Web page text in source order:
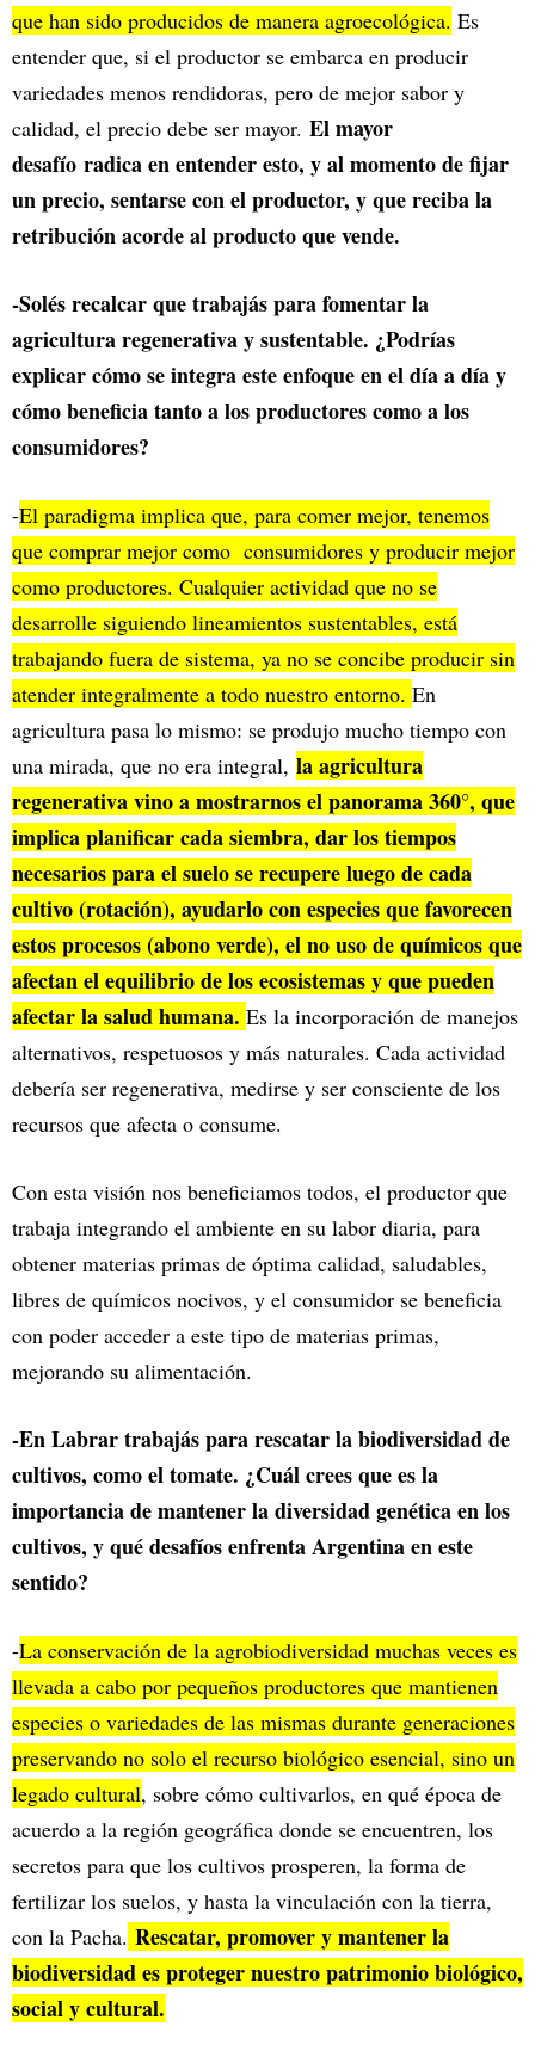
que han sido producidos de manera agroecológica. Es
entender que, si el productor se embarca en producir
variedades menos rendidoras, pero de mejor sabor y
calidad, el precio debe ser mayor. El mayor
desafío radica en entender esto, y al momento de fijar
un precio, sentarse con el productor, y que reciba la
retribución acorde al producto que vende.
-Solés recalcar que trabajás para fomentar la
agricultura regenerativa y sustentable. ¿Podrías
explicar cómo se integra este enfoque en el día a día y
cómo beneficia tanto a los productores como a los
consumidores?
-El paradigma implica que, para comer mejor, tenemos
que comprar mejor como consumidores y producir mejor
como productores. Cualquier actividad que no se
desarrolle siguiendo lineamientos sustentables, está
trabajando fuera de sistema, ya no se concibe producir sin
atender integralmente a todo nuestro entorno. En
agricultura pasa lo mismo: se produjo mucho tiempo con
una mirada, que no era integral, la agricultura
regenerativa vino a mostrarnos el panorama 360°, que
implica planificar cada siembra, dar los tiempos
necesarios para el suelo se recupere luego de cada
cultivo (rotación), ayudarlo con especies que favorecen
estos procesos (abono verde), el no uso de químicos que
afectan el equilibrio de los ecosistemas y que pueden
afectar la salud humana. Es la incorporación de manejos
alternativos, respetuosos y más naturales. Cada actividad
debería ser regenerativa, medirse y ser consciente de los
recursos que afecta o consume.
Con esta visión nos beneficiamos todos, el productor que
trabaja integrando el ambiente en su labor diaria, para
obtener materias primas de óptima calidad, saludables,
libres de químicos nocivos, y el consumidor se beneficia
con poder acceder a este tipo de materias primas,
mejorando su alimentación.
-En Labrar trabajás para rescatar la biodiversidad de
cultivos, como el tomate. ¿Cuál crees que es la
importancia de mantener la diversidad genética en los
cultivos, y qué desafíos enfrenta Argentina en este
sentido?
-La conservación de la agrobiodiversidad muchas veces es
llevada a cabo por pequeños productores que mantienen
especies o variedades de las mismas durante generaciones
preservando no solo el recurso biológico esencial, sino un
legado cultural, sobre cómo cultivarlos, en qué época de
acuerdo a la región geográfica donde se encuentren, los
secretos para que los cultivos prosperen, la forma de
fertilizar los suelos, y hasta la vinculación con la tierra,
con la Pacha. Rescatar, promover y mantener la
biodiversidad es proteger nuestro patrimonio biológico,
social y cultural.